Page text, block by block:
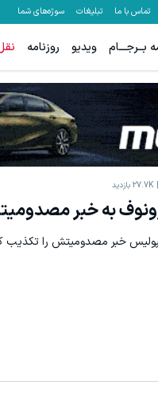
تماس با ما تبلیغات سوژه‌های شما
بــرجـــام ویدیو روزنامه
27.7K بازدید
به خبر
خبر مصدومیتش را تکذیب